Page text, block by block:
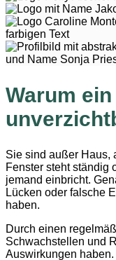
Warum
Sie sind außer Haus,
Fenster steht ständig
jemand einbricht.
Lücken oder falsche
haben.
Durch einen
Schwachstellen und
Auswirkungen